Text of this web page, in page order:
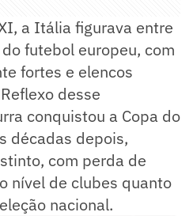
a Itália figurava entre
futebol europeu, com
fortes e elencos
desse
conquistou a Copa do
décadas depois,
com perda de
nível de clubes quanto
nacional.